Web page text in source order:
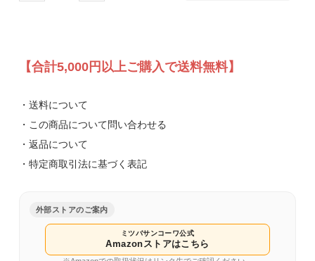
【合計5,000円以上ご購入で送料無料】
・送料について
・この商品について問い合わせる
・返品について
・特定商取引法に基づく表記
外部ストアのご案内
ミツバサンコーワ公式
Amazonストアはこちら